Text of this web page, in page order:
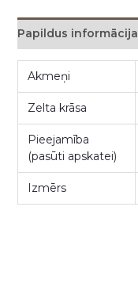
Papildus informācija
Akmeņi
Zelta krāsa
Pieejamība
(pasūti apskatei)
Izmērs